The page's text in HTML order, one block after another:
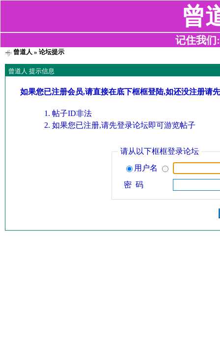
曾
记住我们
曾道人 » 论坛提示
曾道人 提示信息
如果您已注册会员,请直接在底下框框登陆,如还没注册请
帖子ID非法
如果您已注册,请先登录论坛即可游览帖子
请从以下框框登录论坛
用户名
密 码